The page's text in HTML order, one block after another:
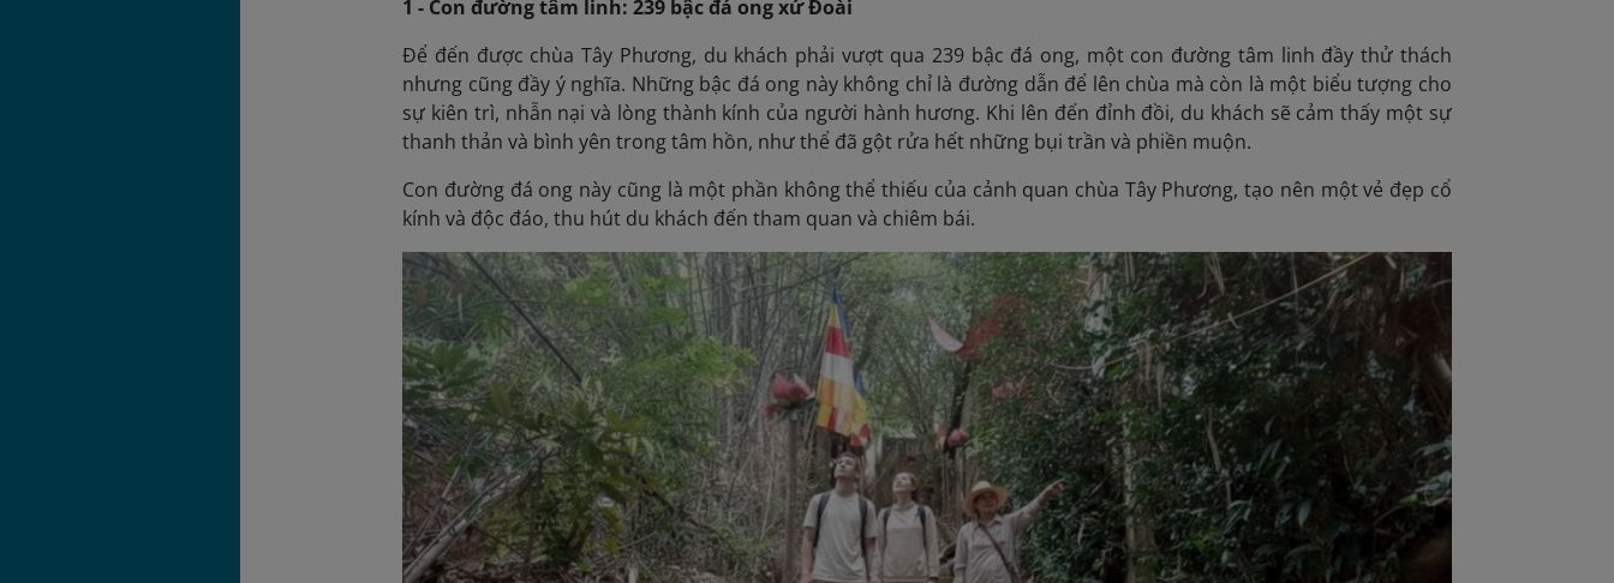
1 - Con đường tâm linh: 239 bậc đá ong xứ Đoài
Để đến được chùa Tây Phương, du khách phải vượt qua 239 bậc đá ong, một con đường tâm linh đầy thử thách
nhưng cũng đầy ý nghĩa. Những bậc đá ong này không chỉ là đường dẫn để lên chùa mà còn là một biểu tượng cho
sự kiên trì, nhẫn nại và lòng thành kính của người hành hương. Khi lên đến đỉnh đồi, du khách sẽ cảm thấy một sự
thanh thản và bình yên trong tâm hồn, như thể đã gột rửa hết những bụi trần và phiền muộn.
Con đường đá ong này cũng là một phần không thể thiếu của cảnh quan chùa Tây Phương, tạo nên một vẻ đẹp cổ
kính và độc đáo, thu hút du khách đến tham quan và chiêm bái.